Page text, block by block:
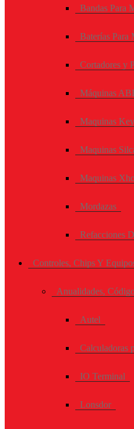
Bandas Para
Baterías Para
Cortadores y
Máquinas
Maquinas
Maquinas
Maquinas
Mordazas
Refacciones
Controles, Chips Y
Anualidades,
Autel
Calculadoras
IO Terminal
Lonsdor